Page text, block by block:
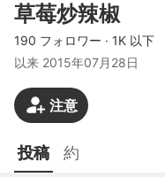
草莓炒辣椒
190 フォロワー · 1K 以下
以来 2015年07月28日
注意
投稿 約